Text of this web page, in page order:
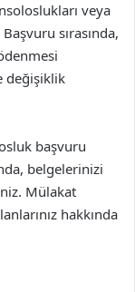
veya
sırasında,
değişiklik
başvuru
belgelerinizi
Mülakat
hakkında